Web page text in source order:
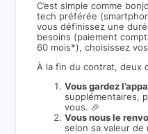
C’est simple comme
tech préférée
vous définissez une
besoins (paiement
60 mois*), choisissez
À la fin du contrat, deux
Vous gardez
supplémentaires,
vous. 🎉
Vous nous le
selon sa valeur